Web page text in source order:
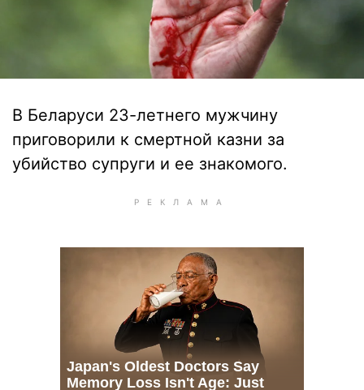
В Беларуси 23-летнего мужчину
приговорили к смертной казни за
убийство супруги и ее знакомого.